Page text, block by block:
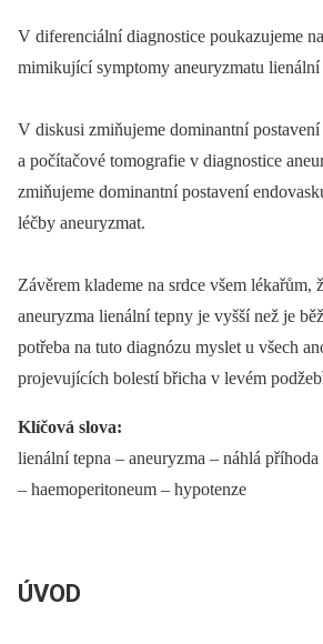
V diferenciální diagnostice poukazujeme
mimikující symptomy aneuryzmatu lienální
V diskusi zmiňujeme dominantní
a počítačové tomografie v diagnostice
zmiňujeme dominantní postavení
léčby aneuryzmat.
Závěrem klademe na srdce všem lékařům,
aneuryzma lienální tepny je vyšší než je
potřeba na tuto diagnózu myslet u všech
projevujících bolestí břicha v levém
Klíčová slova:
lienální tepna –⁠ aneuryzma –⁠ náhlá
–⁠ haemoperitoneum –⁠ hypotenze
ÚVOD